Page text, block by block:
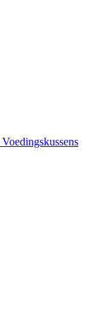
Voedingskussens